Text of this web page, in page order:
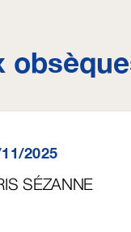
2025
SÉZANNE